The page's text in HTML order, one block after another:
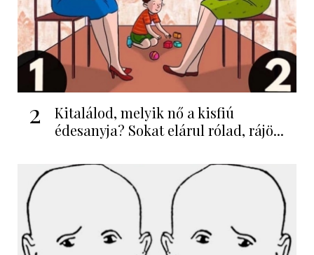
2
Kitalálod, melyik nő a kisfiú
édesanyja? Sokat elárul rólad, rájö...